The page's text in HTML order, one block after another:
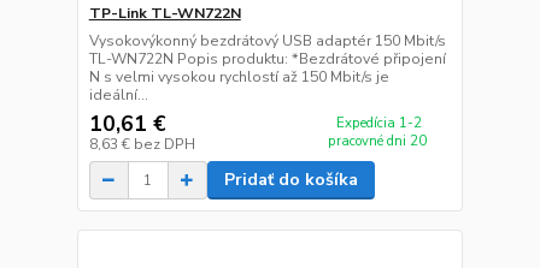
TP-Link TL-WN722N
Vysokovýkonný bezdrátový USB adaptér 150 Mbit/s
TL-WN722N Popis produktu: *Bezdrátové připojení
N s velmi vysokou rychlostí až 150 Mbit/s je
ideální...
10,61 €
8,63 € bez DPH
Expedícia 1-2
pracovné dni 20
Pridať do košíka